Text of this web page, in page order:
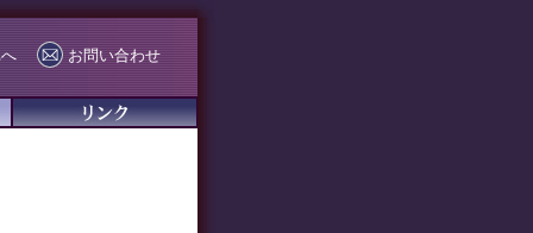
お問い合わせ